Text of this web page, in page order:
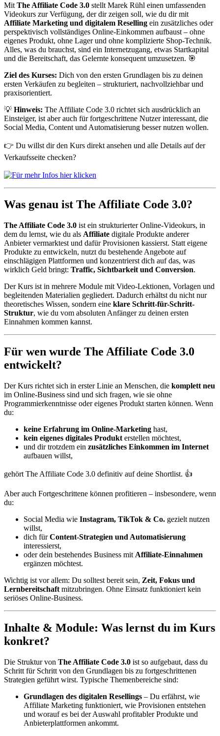
Mit The Affiliate Code 3.0 stellt Marek Rühl einen umfassenden
Videokurs zur Verfügung, der dir zeigen soll, wie du dir mit
Affiliate Marketing und digitalem Reselling ein zusätzliches oder
perspektivisch vollständiges Online-Einkommen aufbaust – ohne
eigenes Produkt, ohne Lager und ohne komplizierte Shop-Technik.
Alles, was du brauchst, sind ein Internetzugang, etwas Startkapital
und die Bereitschaft, das Gelernte konsequent umzusetzen. 🎯
Ziel des Kurses: Dich von den ersten Grundlagen bis zu deinen
ersten Verkäufen zu begleiten – strukturiert, nachvollziehbar und
praxisorientiert.
💡 Hinweis: The Affiliate Code 3.0 richtet sich ausdrücklich an
Einsteiger, ist aber auch für fortgeschrittene Nutzer interessant, die
Social Media, Content und Automatisierung besser nutzen wollen.
👉 Du willst dir den Kurs direkt ansehen und alle Details auf der
Verkaufsseite checken?
Was genau ist The Affiliate Code 3.0?
The Affiliate Code 3.0 ist ein strukturierter Online-Videokurs, in
dem du lernst, wie du als Affiliate digitale Produkte anderer
Anbieter vermarktest und dafür Provisionen kassierst. Statt eigene
Produkte zu entwickeln, nutzt du bestehende Angebote auf
einschlägigen Plattformen und konzentrierst dich auf das, was
wirklich Geld bringt: Traffic, Sichtbarkeit und Conversion.
Der Kurs ist in mehrere Module mit Video-Lektionen, Vorlagen und
begleitenden Materialien gegliedert. Dadurch erhältst du nicht nur
theoretisches Wissen, sondern eine klare Schritt-für-Schritt-
Struktur, wie du vom absoluten Anfänger zu deinen ersten
Einnahmen kommen kannst.
Für wen wurde The Affiliate Code 3.0
entwickelt?
Der Kurs richtet sich in erster Linie an Menschen, die komplett neu
im Online-Business sind und sich fragen, wie sie ohne
Programmierkenntnisse oder eigenes Produkt starten können. Wenn
du:
keine Erfahrung im Online-Marketing hast,
kein eigenes digitales Produkt erstellen möchtest,
und dir trotzdem ein zusätzliches Einkommen im Internet
aufbauen willst,
gehört The Affiliate Code 3.0 definitiv auf deine Shortlist. 👍
Aber auch Fortgeschrittene können profitieren – insbesondere, wenn
du:
Social Media wie Instagram, TikTok & Co. gezielt nutzen
willst,
dich fürContent-Strategien und Automatisierung
interessierst,
oder dein bestehendes Business mit Affiliate-Einnahmen
ergänzen möchtest.
Wichtig ist vor allem: Du solltest bereit sein, Zeit, Fokus und
Lernbereitschaft mitzubringen. Ohne Einsatz funktioniert kein
seriöses Online-Business.
Inhalte & Module: Was lernst du im Kurs
konkret?
Die Struktur von The Affiliate Code 3.0 ist so aufgebaut, dass du
Schritt für Schritt von den Grundlagen bis zu fortgeschrittenen
Strategien geführt wirst. Typische Themenbereiche sind:
Grundlagen des digitalen Resellings – Du erfährst, wie
Affiliate Marketing funktioniert, wie Provisionen entstehen
und worauf es bei der Auswahl profitabler Produkte und
Anbieterplattformen ankommt.